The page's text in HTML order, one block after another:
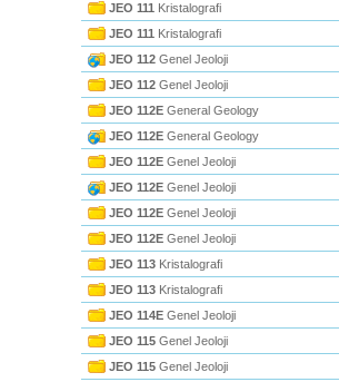
JEO 111 Kristalografi
JEO 111 Kristalografi
JEO 112 Genel Jeoloji
JEO 112 Genel Jeoloji
JEO 112E General Geology
JEO 112E General Geology
JEO 112E Genel Jeoloji
JEO 112E Genel Jeoloji
JEO 112E Genel Jeoloji
JEO 112E Genel Jeoloji
JEO 113 Kristalografi
JEO 113 Kristalografi
JEO 114E Genel Jeoloji
JEO 115 Genel Jeoloji
JEO 115 Genel Jeoloji